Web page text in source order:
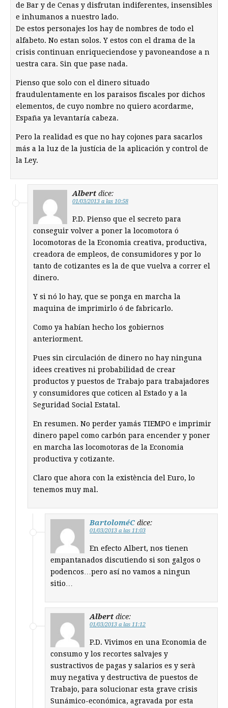
de Bar y de Cenas y disfrutan indiferentes, insensibles
e inhumanos a nuestro lado.
De estos personajes los hay de nombres de todo el
alfabeto. No estan solos. Y estos con el drama de la
crisis continuan enriqueciendose y pavoneandose a n
uestra cara. Sin que pase nada.
Pienso que solo con el dinero situado
fraudulentamente en los paraisos fiscales por dichos
elementos, de cuyo nombre no quiero acordarme,
España ya levantaría cabeza.
Pero la realidad es que no hay cojones para sacarlos
más a la luz de la justícia de la aplicación y control de
la Ley.
Albert dice:
01/03/2013 a las 10:58
P.D. Pienso que el secreto para
conseguir volver a poner la locomotora ó
locomotoras de la Economia creativa, productiva,
creadora de empleos, de consumidores y por lo
tanto de cotizantes es la de que vuelva a correr el
dinero.
Y si nó lo hay, que se ponga en marcha la
maquina de imprimirlo ó de fabricarlo.
Como ya habían hecho los gobiernos
anteriorment.
Pues sin circulación de dinero no hay ninguna
idees creatives ni probabilidad de crear
productos y puestos de Trabajo para trabajadores
y consumidores que coticen al Estado y a la
Seguridad Social Estatal.
En resumen. No perder yamás TIEMPO e imprimir
dinero papel como carbón para encender y poner
en marcha las locomotoras de la Economia
productiva y cotizante.
Claro que ahora con la existència del Euro, lo
tenemos muy mal.
BartoloméC dice:
01/03/2013 a las 11:03
En efecto Albert, nos tienen
empantanados discutiendo si son galgos o
podencos…pero así no vamos a ningun
sitio…
Albert dice:
01/03/2013 a las 11:12
P.D. Vivimos en una Economia de
consumo y los recortes salvajes y
sustractivos de pagas y salarios es y serà
muy negativa y destructiva de puestos de
Trabajo, para solucionar esta grave crisis
Sunámico-económica, agravada por esta